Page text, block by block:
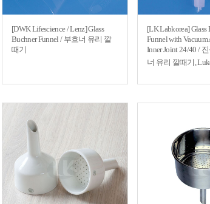
[DWK Lifescience / Lenz] Glass
Buchner Funnel / 부흐너 유리 깔
때기
[LK Labkorea] Glass
Funnel with Vacuum
Inner Joint 24/40 /
너 유리 깔때기,